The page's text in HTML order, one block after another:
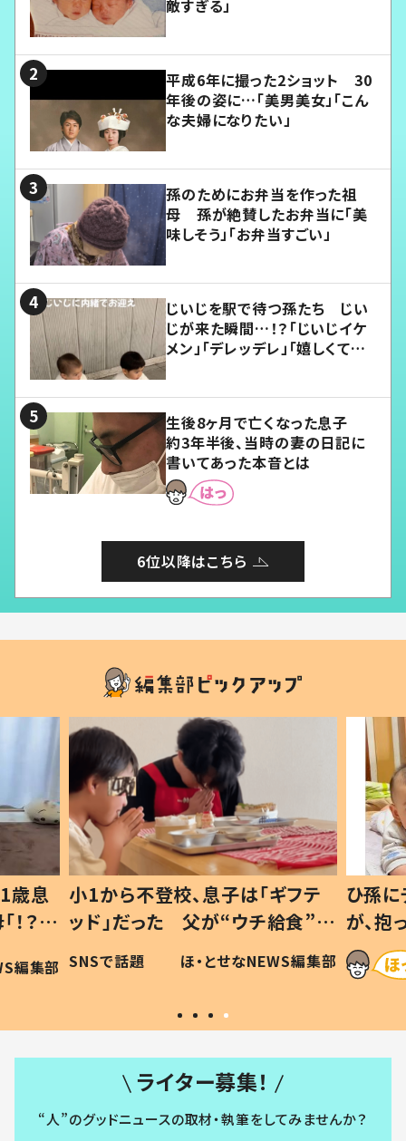
敵すぎる」
平成6年に撮った2ショット 30
年後の姿に…「美男美女」「こん
な夫婦になりたい」
孫のためにお弁当を作った祖
母 孫が絶賛したお弁当に「美
味しそう」「お弁当すごい」
じいじを駅で待つ孫たち じい
じが来た瞬間…！？「じいじイケ
メン」「デレッデレ」「嬉しくて可
生後8ヶ月で亡くなった息子
約3年半後、当時の妻の日記に
書いてあった本音とは
6位以降はこちら
歳息
？」
編集部
小1から不登校、息子は「ギフテ
ッド」だった 父が“ウチ給食”を
作り続ける理由とは #令和の親
#令和の子
SNSで話題 ほ・とせなNEWS編集部
ひ孫
が、
「涙が
い」
ライター募集！
“人”のグッドニュースの取材・執筆をしてみませんか？